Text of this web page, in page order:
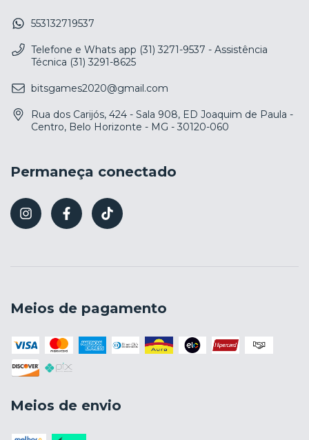
553132719537
Telefone e Whats app (31) 3271-9537 - Assistência
Técnica (31) 3291-8625
bitsgames2020@gmail.com
Rua dos Carijós, 424 - Sala 908, ED Joaquim de Paula -
Centro, Belo Horizonte - MG - 30120-060
Permaneça conectado
Meios de pagamento
Meios de envio